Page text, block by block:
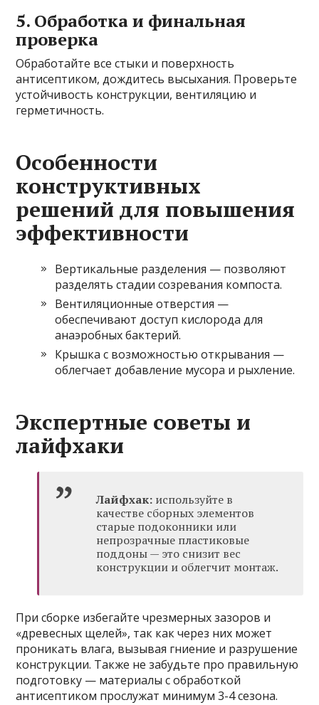
5. Обработка и финальная
проверка
Обработайте все стыки и поверхность
антисептиком, дождитесь высыхания. Проверьте
устойчивость конструкции, вентиляцию и
герметичность.
Особенности
конструктивных
решений для повышения
эффективности
Вертикальные разделения — позволяют
разделять стадии созревания компоста.
Вентиляционные отверстия —
обеспечивают доступ кислорода для
анаэробных бактерий.
Крышка с возможностью открывания —
облегчает добавление мусора и рыхление.
Экспертные советы и
лайфхаки
Лайфхак: используйте в
качестве сборных элементов
старые подоконники или
непрозрачные пластиковые
поддоны — это снизит вес
конструкции и облегчит монтаж.
При сборке избегайте чрезмерных зазоров и
«древесных щелей», так как через них может
проникать влага, вызывая гниение и разрушение
конструкции. Также не забудьте про правильную
подготовку — материалы с обработкой
антисептиком прослужат минимум 3-4 сезона.